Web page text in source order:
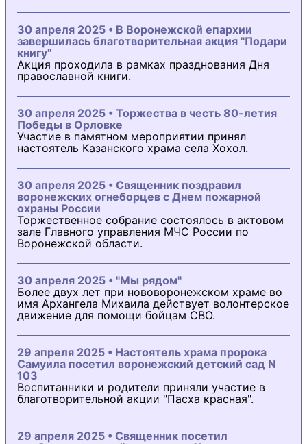
30 апреля 2025 • В Воронежской епархии
завершилась благотворительная акция "Подари
книгу"
Акция проходила в рамках празднования Дня
православной книги.
30 апреля 2025 • Торжества в честь 80-летия
Победы в Орловке
Участие в памятном мероприятии принял
настоятель Казанского храма села Хохол.
30 апреля 2025 • Священник поздравил
воронежских огнеборцев с Днем пожарной
охраны России
Торжественное собрание состоялось в актовом
зале Главного управления МЧС России по
Воронежской области.
30 апреля 2025 • "Мы рядом"
Более двух лет при нововоронежском храме во
имя Архангела Михаила действует волонтерское
движение для помощи бойцам СВО.
29 апреля 2025 • Настоятель храма пророка
Самуила посетил воронежский детский сад N
103
Воспитанники и родители приняли участие в
благотворительной акции "Пасха красная".
29 апреля 2025 • Священник посетил